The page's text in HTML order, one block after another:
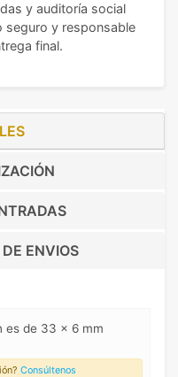
y auditoría social
seguro y responsable
final.
ENVIOS
es de 33 x 6 mm
Consúltenos